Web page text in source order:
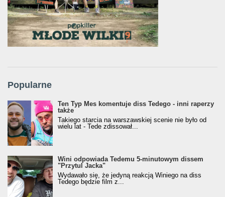
Popularne
Ten Typ Mes komentuje diss Tedego - inni raperzy
także
Takiego starcia na warszawskiej scenie nie było od
wielu lat - Tede zdissował...
Wini odpowiada Tedemu 5-minutowym dissem
"Przytul Jacka"
Wydawało się, że jedyną reakcją Winiego na diss
Tedego będzie film z...